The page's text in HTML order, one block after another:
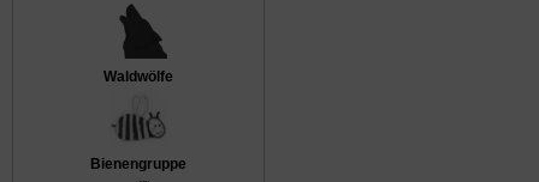
Waldwölfe
Bienengruppe